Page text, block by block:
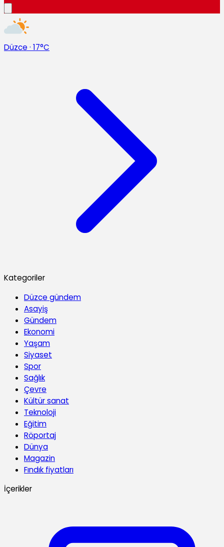
Düzce · 17°C
Kategoriler
Düzce gündem
Asayiş
Gündem
Ekonomi
Yaşam
Siyaset
Spor
Sağlık
Çevre
Kültür sanat
Teknoloji
Eğitim
Röportaj
Dünya
Magazin
Fındık fiyatları
İçerikler